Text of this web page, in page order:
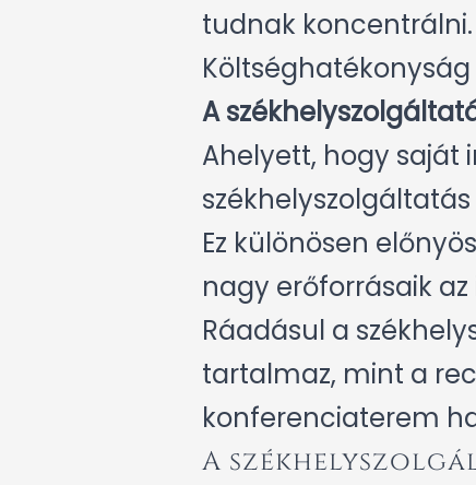
tudnak koncentrálni.
Költséghatékonyság
A
Ahelyett, hogy saját
Ez különösen
nagy erőforrásaik
Ráadásul a
tartalmaz, mint a
konferenciaterem
A